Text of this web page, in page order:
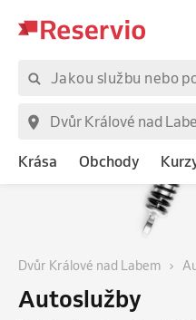
Krása Obchody
Dvůr Králové nad Labem
Autoslužby